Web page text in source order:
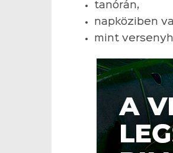
tanórán,
napköziben
mint